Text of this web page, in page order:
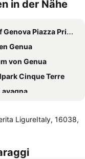
in der Nähe
Piazza Principe
Genua
von Genua
Cinque Terre
Hafen
di Camogli
LigureItaly, 16038,